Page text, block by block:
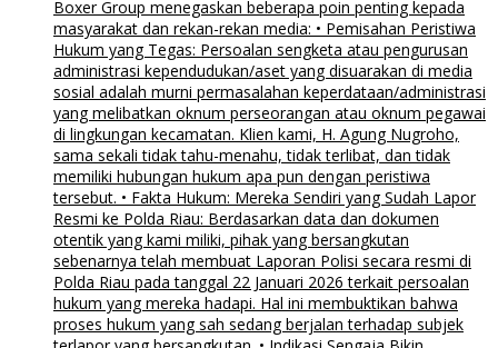
Boxer Group menegaskan beberapa poin penting kepada
masyarakat dan rekan-rekan media: • Pemisahan Peristiwa
Hukum yang Tegas: Persoalan sengketa atau pengurusan
administrasi kependudukan/aset yang disuarakan di media
sosial adalah murni permasalahan keperdataan/administrasi
yang melibatkan oknum perseorangan atau oknum pegawai
di lingkungan kecamatan. Klien kami, H. Agung Nugroho,
sama sekali tidak tahu-menahu, tidak terlibat, dan tidak
memiliki hubungan hukum apa pun dengan peristiwa
tersebut. • Fakta Hukum: Mereka Sendiri yang Sudah Lapor
Resmi ke Polda Riau: Berdasarkan data dan dokumen
otentik yang kami miliki, pihak yang bersangkutan
sebenarnya telah membuat Laporan Polisi secara resmi di
Polda Riau pada tanggal 22 Januari 2026 terkait persoalan
hukum yang mereka hadapi. Hal ini membuktikan bahwa
proses hukum yang sah sedang berjalan terhadap subjek